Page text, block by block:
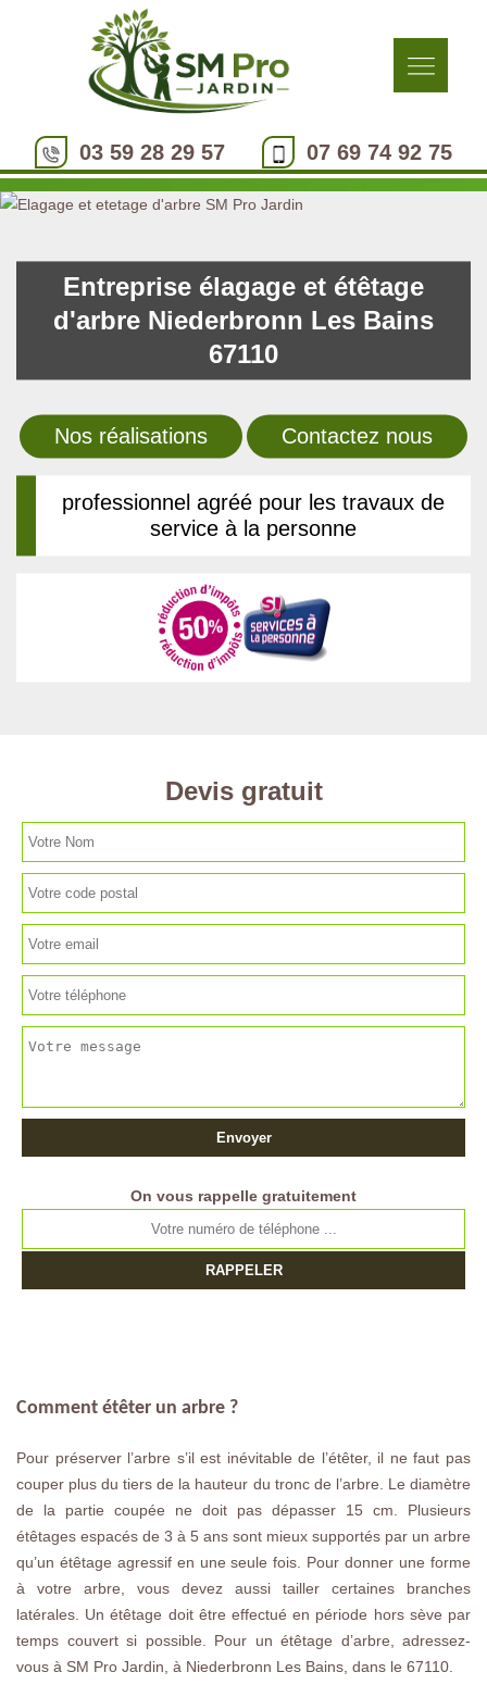
03 59 28 29 57 07 69 74 92 75
Entreprise élagage et étêtage
d'arbre Niederbronn Les Bains
67110
Nos réalisations Contactez nous
professionnel agréé pour les travaux de
service à la personne
Devis gratuit
On vous rappelle gratuitement
Comment étêter un arbre ?
Pour préserver l’arbre s’il est inévitable de l’étêter, il ne faut pas
couper plus du tiers de la hauteur du tronc de l’arbre. Le diamètre
de la partie coupée ne doit pas dépasser 15 cm. Plusieurs
étêtages espacés de 3 à 5 ans sont mieux supportés par un arbre
qu’un étêtage agressif en une seule fois. Pour donner une forme
à votre arbre, vous devez aussi tailler certaines branches
latérales. Un étêtage doit être effectué en période hors sève par
temps couvert si possible. Pour un étêtage d’arbre, adressez-
vous à SM Pro Jardin, à Niederbronn Les Bains, dans le 67110.